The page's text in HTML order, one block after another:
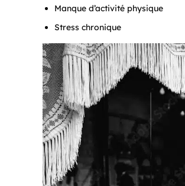
Manque d’activité physique
Stress chronique